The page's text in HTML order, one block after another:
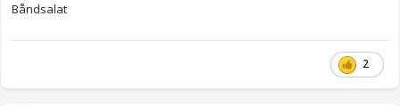
Båndsalat
2